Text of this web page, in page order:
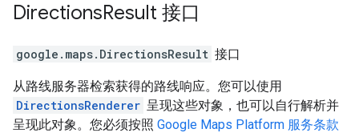
DirectionsResult 接口
google.maps. DirectionsResult 接口
从路线服务器检索获得的路线响应。您可以使用
DirectionsRenderer 呈现这些对象，也可以自行解析并
呈现此对象。您必须按照 Google Maps Platform 服务条款